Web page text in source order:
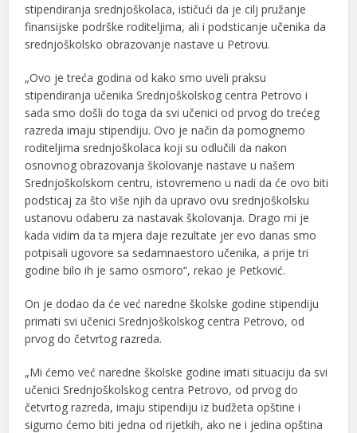
stipendiranja srednjoškolaca, ističući da je cilj pružanje
finansijske podrške roditeljima, ali i podsticanje učenika da
srednjoškolsko obrazovanje nastave u Petrovu.
„Ovo je treća godina od kako smo uveli praksu
stipendiranja učenika Srednjoškolskog centra Petrovo i
sada smo došli do toga da svi učenici od prvog do trećeg
razreda imaju stipendiju. Ovo je način da pomognemo
roditeljima srednjoškolaca koji su odlučili da nakon
osnovnog obrazovanja školovanje nastave u našem
Srednjoškolskom centru, istovremeno u nadi da će ovo biti
podsticaj za što više njih da upravo ovu srednjoškolsku
ustanovu odaberu za nastavak školovanja. Drago mi je
kada vidim da ta mjera daje rezultate jer evo danas smo
potpisali ugovore sa sedamnaestoro učenika, a prije tri
godine bilo ih je samo osmoro“, rekao je Petković.
On je dodao da će već naredne školske godine stipendiju
primati svi učenici Srednjoškolskog centra Petrovo, od
prvog do četvrtog razreda.
„Mi ćemo već naredne školske godine imati situaciju da svi
učenici Srednjoškolskog centra Petrovo, od prvog do
četvrtog razreda, imaju stipendiju iz budžeta opštine i
sigurno ćemo biti jedna od rijetkih, ako ne i jedina opština